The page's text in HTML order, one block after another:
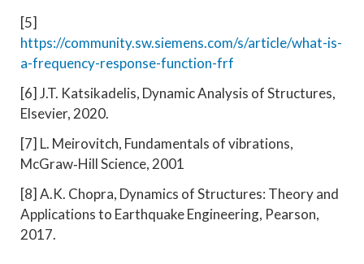
[5]
https://community.sw.siemens.com/s/article/what-is-
a-frequency-response-function-frf
[6] J.T. Katsikadelis, Dynamic Analysis of Structures,
Elsevier, 2020.
[7] L. Meirovitch, Fundamentals of vibrations,
McGraw‑Hill Science, 2001
[8] A.K. Chopra, Dynamics of Structures: Theory and
Applications to Earthquake Engineering, Pearson,
2017.